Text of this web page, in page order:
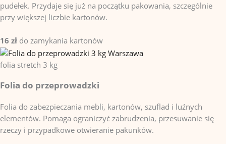
pudełek. Przydaje się już na początku pakowania, szczególnie
przy większej liczbie kartonów.
16 zł do zamykania kartonów
folia stretch 3 kg
Folia do przeprowadzki
Folia do zabezpieczania mebli, kartonów, szuflad i luźnych
elementów. Pomaga ograniczyć zabrudzenia, przesuwanie się
rzeczy i przypadkowe otwieranie pakunków.